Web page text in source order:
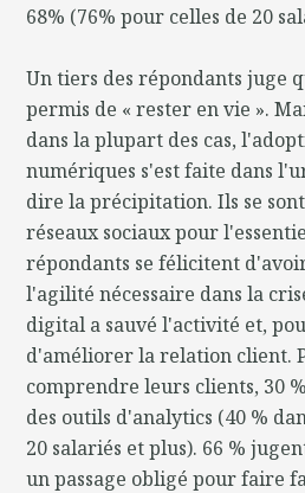
68% (76% pour celles de 20
Un tiers des répondants juge
permis de « rester en vie ».
dans la plupart des cas,
numériques s'est faite dans
dire la précipitation. Ils se
réseaux sociaux pour
répondants se félicitent
l'agilité nécessaire dans la
digital a sauvé l'activité et,
d'améliorer la relation client.
comprendre leurs clients, 30
des outils d'analytics (40 %
20 salariés et plus). 66 %
un passage obligé pour faire